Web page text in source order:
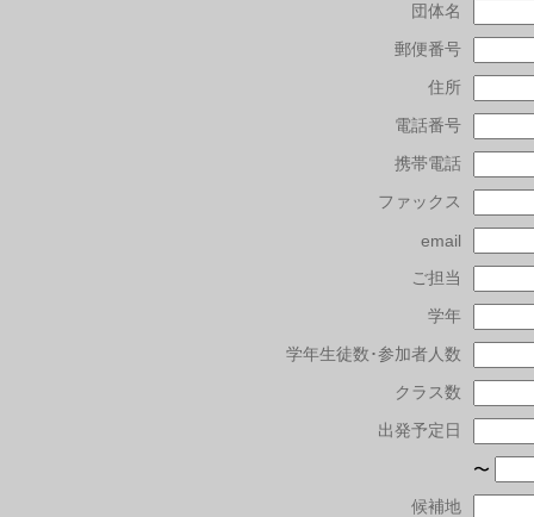
団体名
郵便番号
住所
電話番号
携帯電話
ファックス
email
ご担当
学年
学年生徒数･参加者人数
クラス数
出発予定日
〜
候補地